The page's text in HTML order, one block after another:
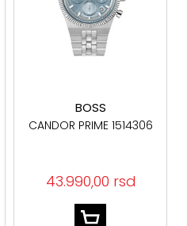
BOSS
CANDOR PRIME 1514306
43.990,00 rsd